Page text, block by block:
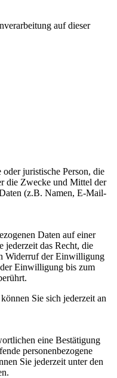
auf dieser
juristische Person, die
die Zwecke und Mittel der
(z.B. Namen, E-Mail-
Daten auf einer
jederzeit das Recht, die
Widerruf der Einwilligung
Einwilligung bis zum
Sie sich jederzeit an
eine Bestätigung
personenbezogene
Sie jederzeit unter den